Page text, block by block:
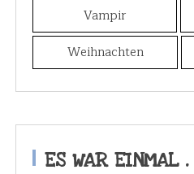
Vampir
Weihnachten
ES WAR EINMAL